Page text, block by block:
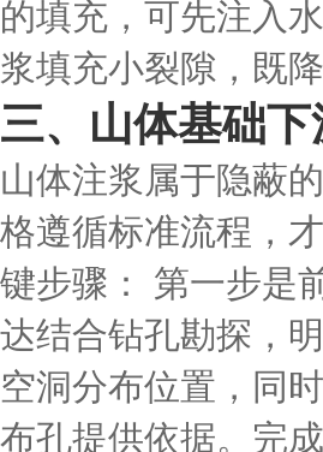
的填充，可先注入
浆填充小裂隙，既
三、山体基础
山体注浆属于隐蔽
格遵循标准流程，
键步骤： 第一步是
达结合钻孔勘探，
空洞分布位置，同
布孔提供依据。完